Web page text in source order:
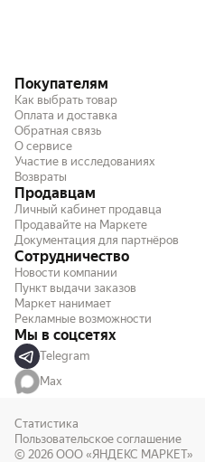
Покупателям
Как выбрать товар
Оплата и доставка
Обратная связь
О сервисе
Участие в исследованиях
Возвраты
Продавцам
Личный кабинет продавца
Продавайте на Маркете
Документация для партнёров
Сотрудничество
Новости компании
Пункт выдачи заказов
Маркет нанимает
Рекламные возможности
Мы в соцсетях
Telegram
Max
Статистика
Пользовательское соглашение
© 2026 ООО «ЯНДЕКС МАРКЕТ»